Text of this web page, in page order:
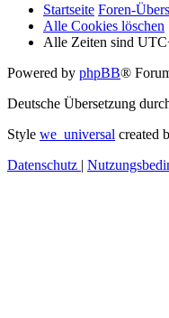
Startseite Foren-
Alle Cookies löschen
Alle Zeiten sind
Powered by phpBB®
Deutsche Übersetzung
Style we_universal created
Datenschutz |